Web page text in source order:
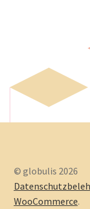
© globulis 2026
WooCommerce.